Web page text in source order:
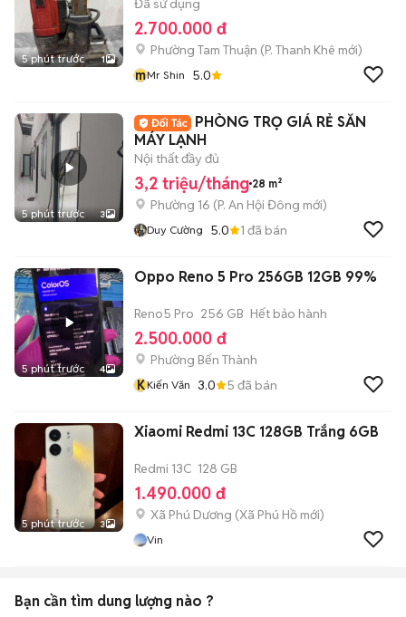
5 phút trước 1
Đã sử dụng
2.700.000 đ
Phường Tam Thuận (P. Thanh Khê mới)
mMr Shin 5.0
5 phút trước 3
PHÒNG TRỌ GIÁ RẺ SẴN
MÁY LẠNH
Nội thất đầy đủ
3,2 triệu/tháng 28 m²
Phường 16 (P. An Hội Đông mới)
Duy Cường 5.0 1 đã bán
5 phút trước 4
Oppo Reno 5 Pro 256GB 12GB 99%
Reno5 Pro 256 GB Hết bảo hành
2.500.000 đ
Phường Bến Thành
KKiến Văn 3.0 5 đã bán
5 phút trước 3
Xiaomi Redmi 13C 128GB Trắng 6GB
Redmi 13C 128 GB
1.490.000 đ
Xã Phú Dương (Xã Phú Hồ mới)
Vin
Bạn cần tìm dung lượng nào ?